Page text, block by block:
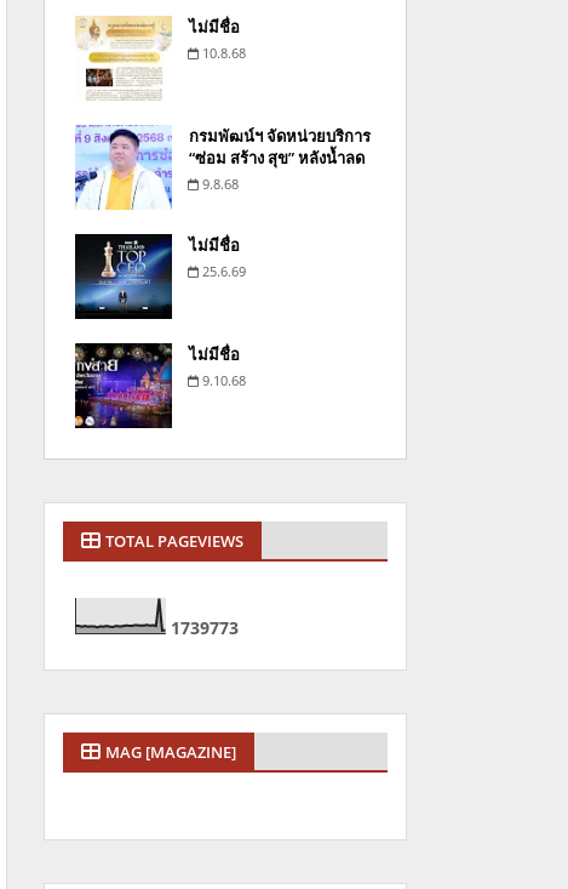
ไม่มีชื่อ
10.8.68
กรมพัฒน์ฯ จัดหน่วยบริการ
“ซ่อม สร้าง สุข” หลังน้ำลด
9.8.68
ไม่มีชื่อ
25.6.69
ไม่มีชื่อ
9.10.68
TOTAL PAGEVIEWS
1739773
MAG [MAGAZINE]